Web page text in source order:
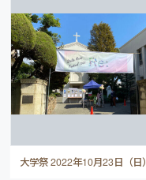
大学祭 2022年10月23日（日）